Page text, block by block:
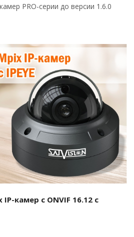
PRO-серии до версии 1.6.0
камер c ONVIF 16.12 c